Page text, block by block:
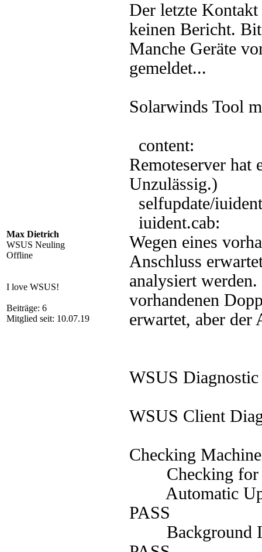
Max Dietrich
WSUS Neuling
Offline
I love WSUS!
Beiträge: 6
Mitglied seit: 10.07.19
Der letzte
keinen Bericht.
Manche Geräte
gemeldet...
Solarwinds Tool
content:
Remoteserver hat
Unzulässig.)
Wegen eines
Anschluss
analysiert
vorhandenen
erwartet, aber der
WSUS
WSUS Client
Checking
Checking for
Automatic
PASS
Background